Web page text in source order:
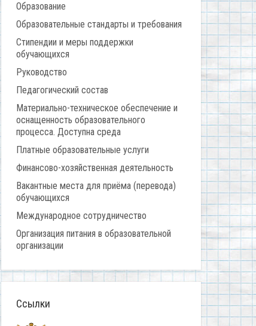
Образование
Образовательные стандарты и требования
Стипендии и меры поддержки
обучающихся
Руководство
Педагогический состав
Материально-техническое обеспечение и
оснащенность образовательного
процесса. Доступна среда
Платные образовательные услуги
Финансово-хозяйственная деятельность
Вакантные места для приёма (перевода)
обучающихся
Международное сотрудничество
Организация питания в образовательной
организации
Ссылки